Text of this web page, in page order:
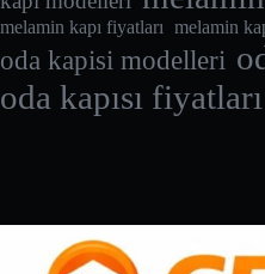
melamin kapı fiyatları melamin
oda kapisi modelleri
oda kapısı fiyatları